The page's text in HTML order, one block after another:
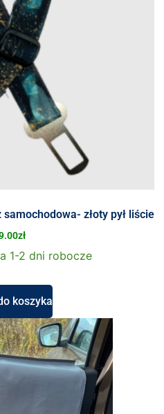
złoty pył liście
zł
1-2 dni robocze
koszyka